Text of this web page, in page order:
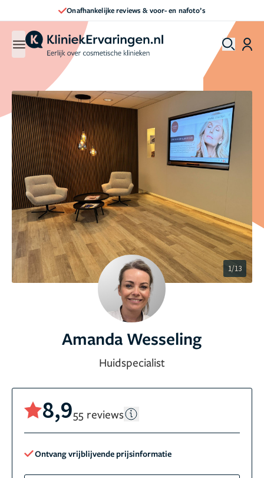
Direct een afspraak maken
1/13
Amanda Wesseling
Huidspecialist
8,955 reviews
Ontvang vrijblijvende prijsinformatie